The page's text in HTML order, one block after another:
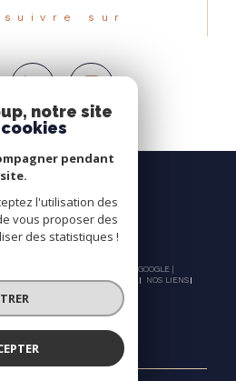
suivre sur
| TRADUCTION POWERED BY GOOGLE |
MENTIONS LÉGALES ADMIN
NOS LIENS
RGPD
notre site
pendant
l'utilisation des
vous proposer des
des statistiques !